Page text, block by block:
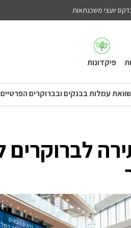
יועצי משכנתאות
פיקדונות
עמלות בבנקים ובברוקרים הפרטיים
לברוקרים